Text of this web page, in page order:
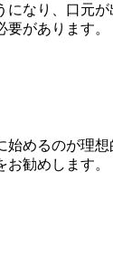
なり、口元
があります。
めるのが理
勧めします。